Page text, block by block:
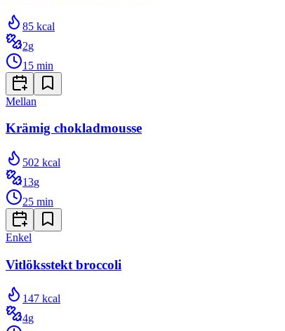
85 kcal
2g
15 min
Mellan
Krämig chokladmousse
502 kcal
13g
25 min
Enkel
Vitlöksstekt broccoli
147 kcal
4g